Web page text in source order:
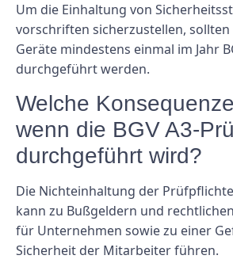
Um die Einhaltung von
vorschriften sicherzustellen, sollten
Geräte mindestens einmal im Jahr
durchgeführt werden.
Welche
wenn die BGV A3-
durchgeführt wird?
Die Nichteinhaltung der
kann zu Bußgeldern und
für Unternehmen sowie zu einer
Sicherheit der Mitarbeiter führen.